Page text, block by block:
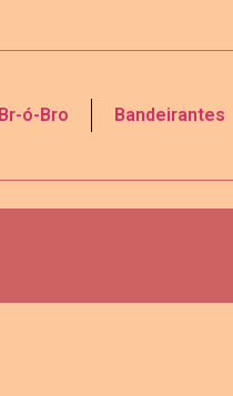
Br-ó-Bro Bandeirantes